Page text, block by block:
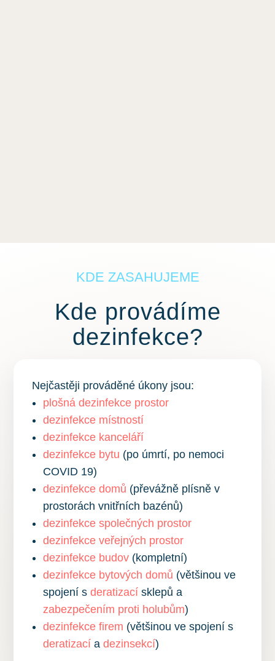
KDE ZASAHUJEME
Kde provádíme
dezinfekce?
Nejčastěji prováděné úkony jsou:
plošná dezinfekce prostor
dezinfekce místností
dezinfekce kanceláří
dezinfekce bytu (po úmrtí, po nemoci
COVID 19)
dezinfekce domů (převážně plísně v
prostorách vnitřních bazénů)
dezinfekce společných prostor
dezinfekce veřejných prostor
dezinfekce budov (kompletní)
dezinfekce bytových domů (většinou ve
spojení sderatizací sklepů a
zabezpečením proti holubům)
dezinfekce firem (většinou ve spojení s
deratizací adezinsekcí)